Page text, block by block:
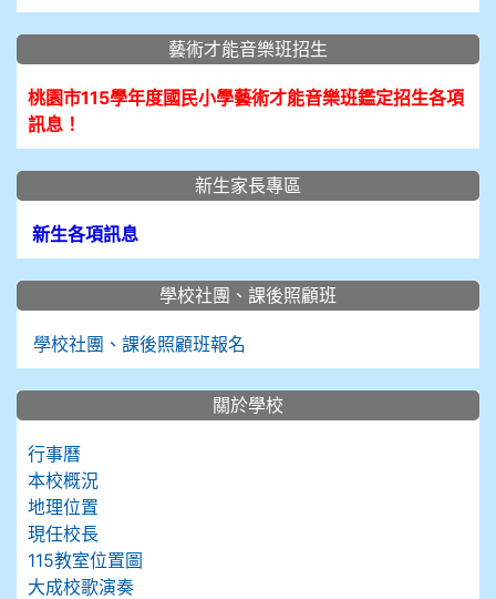
藝術才能音樂班招生
桃園市115學年度國民小學藝術才能音樂班鑑定招生各項
訊息！
新生家長專區
新生各項訊息
學校社團、課後照顧班
學校社團、課後照顧班報名
關於學校
行事曆
本校概況
地理位置
現任校長
115教室位置圖
大成校歌演奏